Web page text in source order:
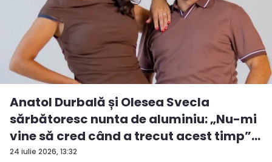
24 iulie 2026, 13:32
Anatol Durbală și Olesea Svecla
sărbătoresc nunta de aluminiu: „Nu-mi
vine să cred când a trecut acest timp”
...